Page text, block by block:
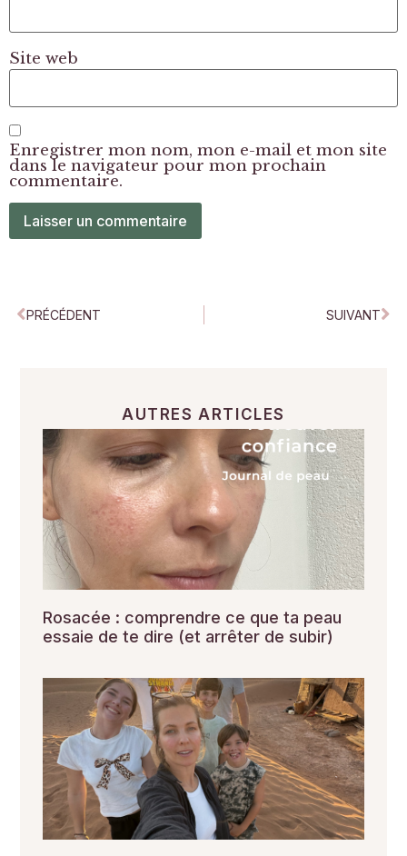
Site web
Enregistrer mon nom, mon e-mail et mon site
dans le navigateur pour mon prochain
commentaire.
PRÉCÉDENT SUIVANT
AUTRES ARTICLES
Rosacée : comprendre ce que ta peau
essaie de te dire (et arrêter de subir)